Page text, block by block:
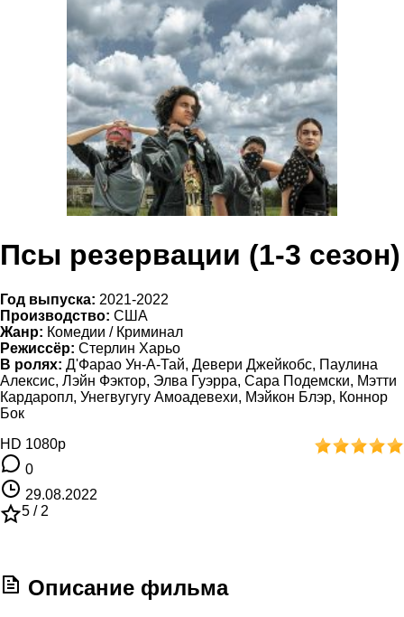
Псы резервации (1-3 сезон)
Год выпуска: 2021-2022
Производство: США
Жанр: Комедии / Криминал
Режиссёр: Стерлин Харьо
В ролях: Д'Фарао Ун-А-Тай, Девери Джейкобс, Паулина
Алексис, Лэйн Фэктор, Элва Гуэрра, Сара Подемски, Мэтти
Кардаропл, Унегвугугу Амоадевехи, Мэйкон Блэр, Коннор
Бок
HD 1080p
0
29.08.2022
5 / 2
Описание фильма